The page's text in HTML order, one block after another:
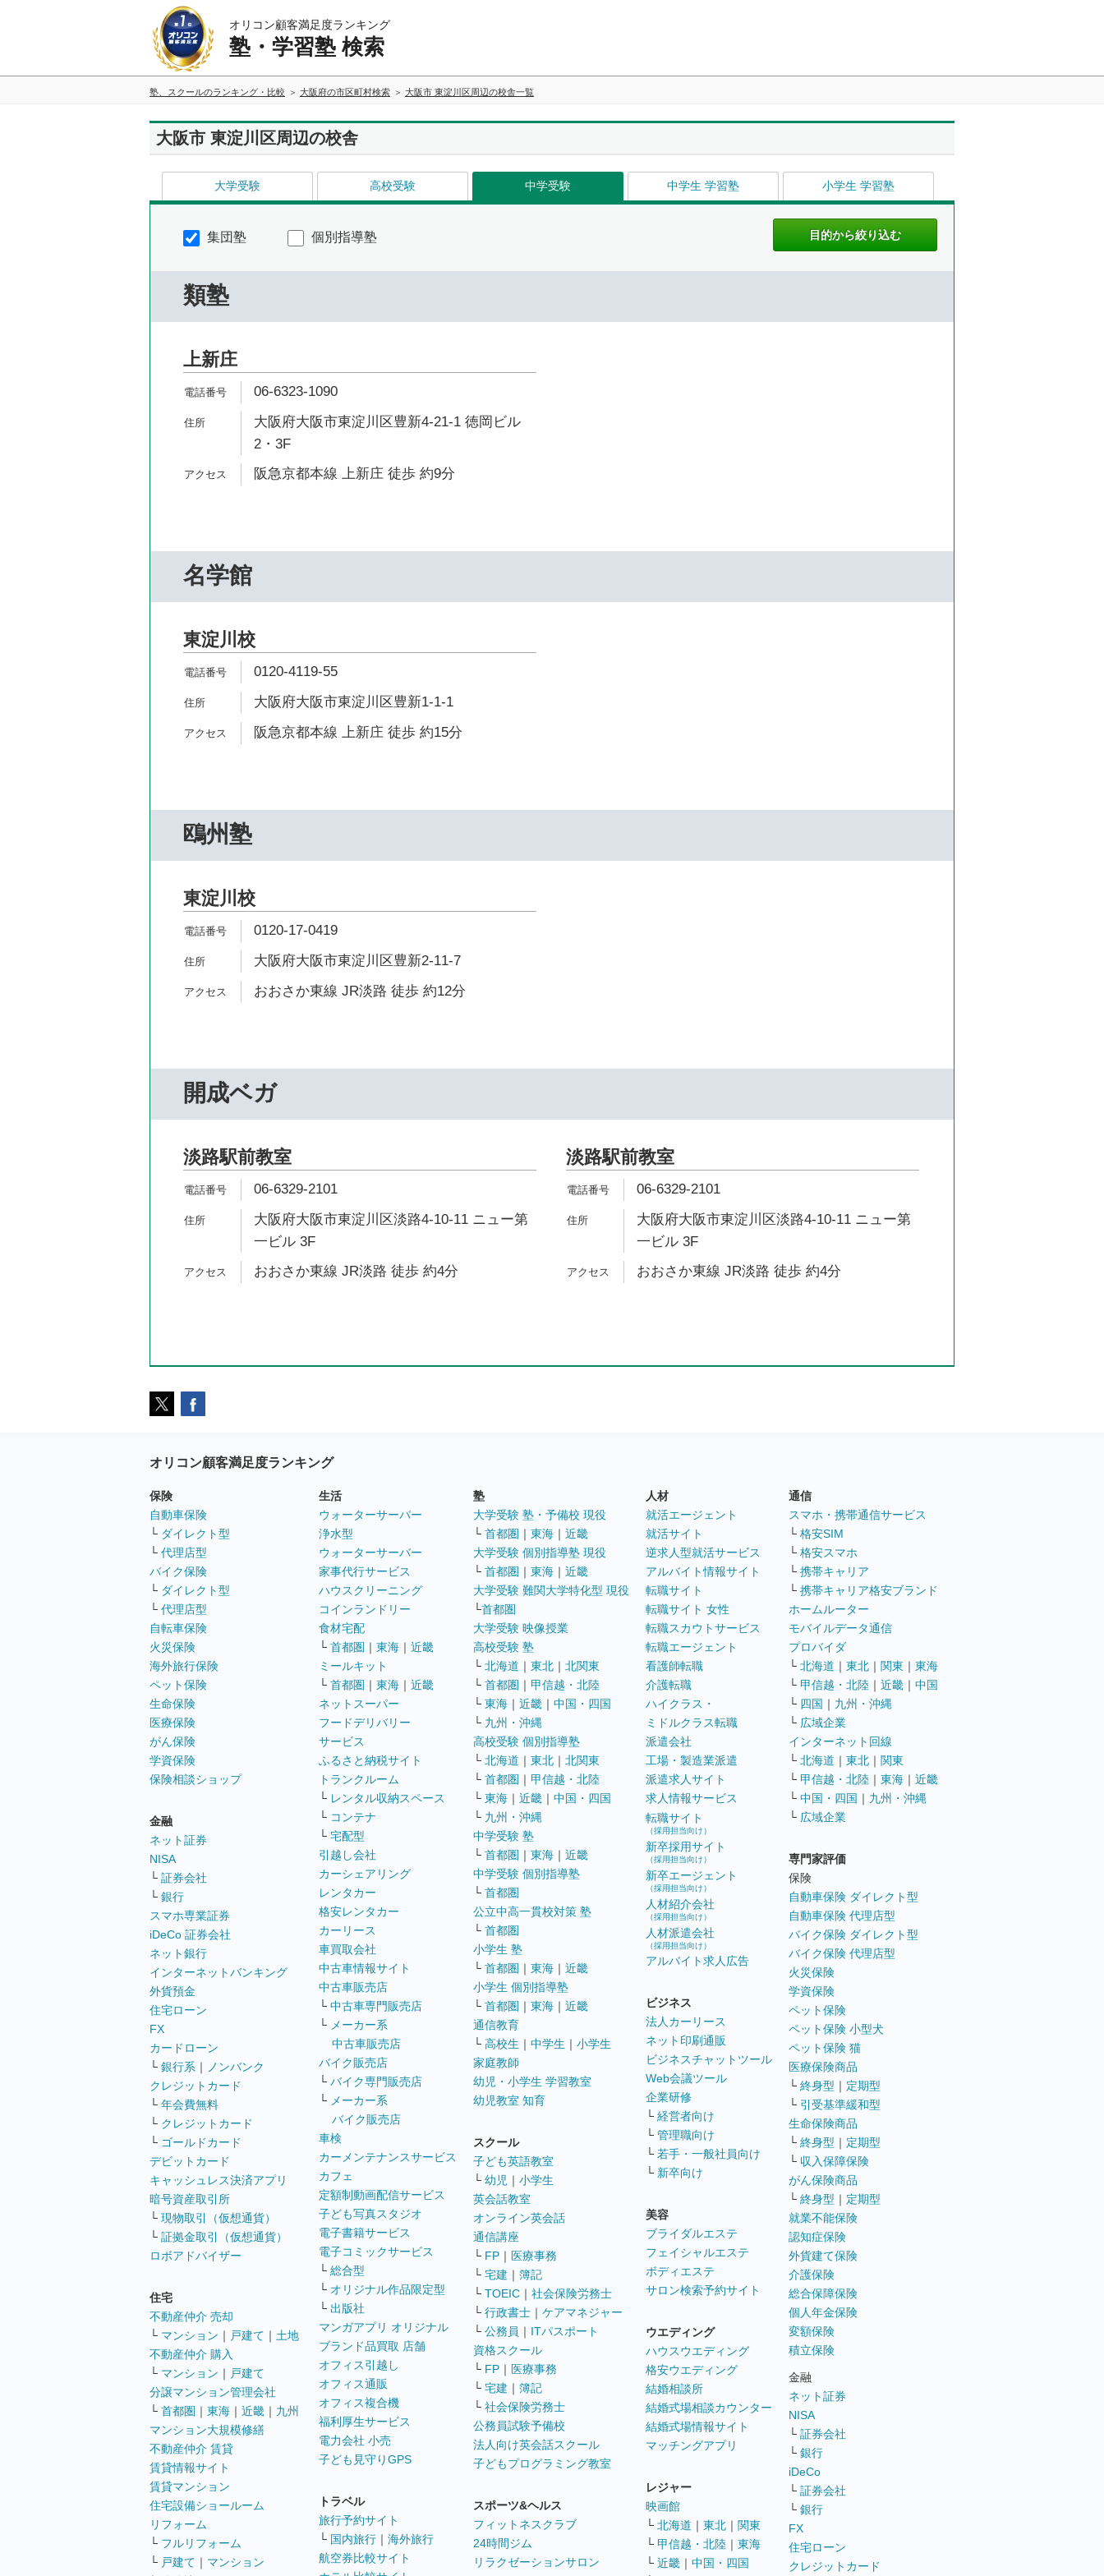
オリコン顧客満足度ランキング
塾・学習塾 検索
塾、スクールのランキング・比較 大阪府の市区町村検索 大阪市 東淀川区周辺の校舎一覧
大阪市 東淀川区周辺の校舎
大学受験 高校受験 中学受験 中学生 学習塾 小学生 学習塾
集団塾 個別指導塾
類塾
上新庄
06-6323-1090
大阪府大阪市東淀川区豊新4-21-1 徳岡ビル
2・3F
阪急京都本線 上新庄 徒歩 約9分
名学館
東淀川校
0120-4119-55
大阪府大阪市東淀川区豊新1-1-1
阪急京都本線 上新庄 徒歩 約15分
鴎州塾
東淀川校
0120-17-0419
大阪府大阪市東淀川区豊新2-11-7
おおさか東線 JR淡路 徒歩 約12分
開成ベガ
淡路駅前教室
06-6329-2101
大阪府大阪市東淀川区淡路4-10-11 ニュー第
一ビル 3F
おおさか東線 JR淡路 徒歩 約4分
淡路駅前教室
06-6329-2101
大阪府大阪市東淀川区淡路4-10-11 ニュー第
一ビル 3F
おおさか東線 JR淡路 徒歩 約4分
オリコン顧客満足度ランキング
保険
自動車保険
└ ダイレクト型
└ 代理店型
バイク保険
└ ダイレクト型
└ 代理店型
自転車保険
火災保険
海外旅行保険
ペット保険
生命保険
医療保険
がん保険
学資保険
保険相談ショップ
金融
ネット証券
NISA
└ 証券会社
└ 銀行
スマホ専業証券
iDeCo 証券会社
ネット銀行
インターネットバンキング
外貨預金
住宅ローン
FX
カードローン
└ 銀行系 ｜
ノンバンク
クレジットカード
└ 年会費無料
└ クレジットカード
└ ゴールドカード
デビットカード
キャッシュレス決済アプリ
暗号資産取引所
└ 現物取引（仮想通貨）
└ 証拠金取引（仮想通貨）
ロボアドバイザー
住宅
不動産仲介 売却
└ マンション ｜ 戸建て ｜ 土地
不動産仲介 購入
└ マンション ｜ 戸建て
分譲マンション管理会社
└ 首都圏 ｜ 東海 ｜ 近畿 ｜ 九州
マンション大規模修繕
不動産仲介 賃貸
賃貸情報サイト
賃貸マンション
住宅設備ショールーム
リフォーム
└ フルリフォーム
└ 戸建て ｜ マンション
生活
ウォーターサーバー
浄水型
ウォーターサーバー
家事代行サービス
ハウスクリーニング
コインランドリー
食材宅配
└ 首都圏 ｜ 東海 ｜ 近畿
ミールキット
└ 首都圏 ｜ 東海 ｜ 近畿
ネットスーパー
フードデリバリー
サービス
ふるさと納税サイト
トランクルーム
└ レンタル収納スペース
└ コンテナ
└ 宅配型
引越し会社
カーシェアリング
レンタカー
格安レンタカー
カーリース
車買取会社
中古車情報サイト
中古車販売店
└ 中古車専門販売店
└ メーカー系
中古車販売店
バイク販売店
└ バイク専門販売店
└ メーカー系
バイク販売店
車検
カーメンテナンスサービス
カフェ
定額制動画配信サービス
子ども写真スタジオ
電子書籍サービス
電子コミックサービス
└ 総合型
└ オリジナル作品限定型
└ 出版社
マンガアプリ オリジナル
ブランド品買取 店舗
オフィス引越し
オフィス通販
オフィス複合機
福利厚生サービス
電力会社 小売
子ども見守りGPS
トラベル
旅行予約サイト
└ 国内旅行 ｜ 海外旅行
航空券比較サイト
塾
大学受験 塾・予備校 現役
└ 首都圏 ｜ 東海 ｜ 近畿
大学受験 個別指導塾 現役
└ 首都圏 ｜ 東海 ｜ 近畿
大学受験 難関大学特化型 現役
└首都圏
大学受験 映像授業
高校受験 塾
└ 北海道 ｜ 東北 ｜ 北関東
└ 首都圏 ｜ 甲信越・北陸
└ 東海 ｜ 近畿 ｜ 中国・四国
└ 九州・沖縄
高校受験 個別指導塾
└ 北海道 ｜ 東北 ｜ 北関東
└ 首都圏 ｜ 甲信越・北陸
└ 東海 ｜ 近畿 ｜ 中国・四国
└ 九州・沖縄
中学受験 塾
└ 首都圏 ｜ 東海 ｜ 近畿
中学受験 個別指導塾
└ 首都圏
公立中高一貫校対策 塾
└ 首都圏
小学生 塾
└ 首都圏 ｜ 東海 ｜ 近畿
小学生 個別指導塾
└ 首都圏 ｜ 東海 ｜ 近畿
通信教育
└ 高校生 ｜ 中学生 ｜ 小学生
家庭教師
幼児・小学生 学習教室
幼児教室 知育
スクール
子ども英語教室
└ 幼児 ｜ 小学生
英会話教室
オンライン英会話
通信講座
└ FP ｜ 医療事務
└ 宅建 ｜ 簿記
└ TOEIC ｜ 社会保険労務士
└ 行政書士 ｜ ケアマネジャー
└ 公務員 ｜ ITパスポート
資格スクール
└ FP ｜ 医療事務
└ 宅建 ｜ 簿記
└ 社会保険労務士
公務員試験予備校
法人向け英会話スクール
子どもプログラミング教室
スポーツ&ヘルス
フィットネスクラブ
24時間ジム
リラクゼーションサロン
人材
就活エージェント
就活サイト
逆求人型就活サービス
アルバイト情報サイト
転職サイト
転職サイト 女性
転職スカウトサービス
転職エージェント
看護師転職
介護転職
ハイクラス・
ミドルクラス転職
派遣会社
工場・製造業派遣
派遣求人サイト
求人情報サービス
転職サイト
（採用担当向け）
新卒採用サイト
（採用担当向け）
新卒エージェント
（採用担当向け）
人材紹介会社
（採用担当向け）
人材派遣会社
（採用担当向け）
アルバイト求人広告
ビジネス
法人カーリース
ネット印刷通販
ビジネスチャットツール
Web会議ツール
企業研修
└ 経営者向け
└ 管理職向け
└ 若手・一般社員向け
└ 新卒向け
美容
ブライダルエステ
フェイシャルエステ
ボディエステ
サロン検索予約サイト
ウエディング
ハウスウエディング
格安ウエディング
結婚相談所
結婚式場相談カウンター
結婚式場情報サイト
マッチングアプリ
レジャー
映画館
└ 北海道 ｜ 東北 ｜ 関東
└ 甲信越・北陸 ｜ 東海
└ 近畿 ｜ 中国・四国
通信
スマホ・携帯通信サービス
└ 格安SIM
└ 格安スマホ
└ 携帯キャリア
└ 携帯キャリア格安ブランド
ホームルーター
モバイルデータ通信
プロバイダ
└ 北海道 ｜ 東北 ｜ 関東 ｜ 東海
└ 甲信越・北陸 ｜ 近畿 ｜ 中国
└ 四国 ｜ 九州・沖縄
└ 広域企業
インターネット回線
└ 北海道 ｜ 東北 ｜ 関東
└ 甲信越・北陸 ｜ 東海 ｜ 近畿
└ 中国・四国 ｜ 九州・沖縄
└ 広域企業
専門家評価
保険
自動車保険 ダイレクト型
自動車保険 代理店型
バイク保険 ダイレクト型
バイク保険 代理店型
火災保険
学資保険
ペット保険
ペット保険 小型犬
ペット保険 猫
医療保険商品
└ 終身型 ｜ 定期型
└ 引受基準緩和型
生命保険商品
└ 終身型 ｜ 定期型
└ 収入保障保険
がん保険商品
└ 終身型 ｜ 定期型
就業不能保険
認知症保険
外貨建て保険
介護保険
総合保障保険
個人年金保険
変額保険
積立保険
金融
ネット証券
NISA
└ 証券会社
└ 銀行
iDeCo
└ 証券会社
└ 銀行
FX
住宅ローン
クレジットカード